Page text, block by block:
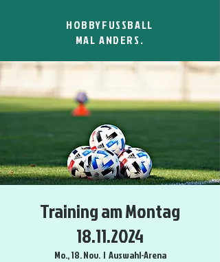
HOBBYFUSSBALL
MAL ANDERS.
Training am Montag
18.11.2024
Mo., 18. Nov.
  |
Auswahl-Arena